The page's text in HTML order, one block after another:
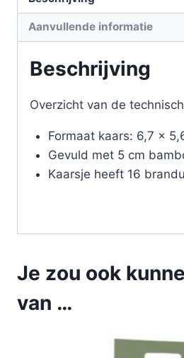
Aanvullende informatie
Beschrijving
Overzicht van de
Formaat kaars: 6,7 x
Gevuld met 5 cm
Kaarsje heeft 16
Je zou ook
van …